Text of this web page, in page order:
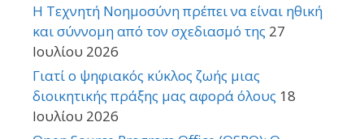
Η Τεχνητή Νοημοσύνη πρέπει να είναι ηθική
και σύννομη από τον σχεδιασμό της 27
Ιουλίου 2026
Γιατί ο ψηφιακός κύκλος ζωής μιας
διοικητικής πράξης μας αφορά όλους 18
Ιουλίου 2026